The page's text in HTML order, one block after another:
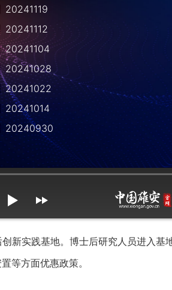
20241119
20241112
20241104
20241028
20241022
20241014
20240930
mute max volume
实践基地。博士后研究人员进入基
等方面优惠政策。